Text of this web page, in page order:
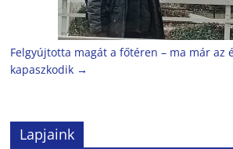
Felgyújtotta magát a főtéren – ma már az
kapaszkodik →
Lapjaink